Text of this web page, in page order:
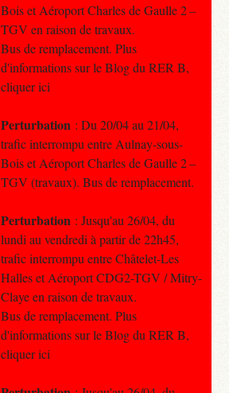
Bois et Aéroport Charles de Gaulle 2 –
TGV en raison de travaux.
Bus de remplacement. Plus
d'informations sur le Blog du RER B,
cliquer ici
Perturbation : Du 20/04 au 21/04,
trafic interrompu entre Aulnay-sous-
Bois et Aéroport Charles de Gaulle 2 –
TGV (travaux). Bus de remplacement.
Perturbation : Jusqu'au 26/04, du
lundi au vendredi à partir de 22h45,
trafic interrompu entre Châtelet-Les
Halles et Aéroport CDG2-TGV / Mitry-
Claye en raison de travaux.
Bus de remplacement. Plus
d'informations sur le Blog du RER B,
cliquer ici